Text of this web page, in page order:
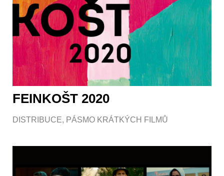
FEINKOŠT 2020
DISTRIBUCE, PÁSMO KRÁTKÝCH FILMŮ